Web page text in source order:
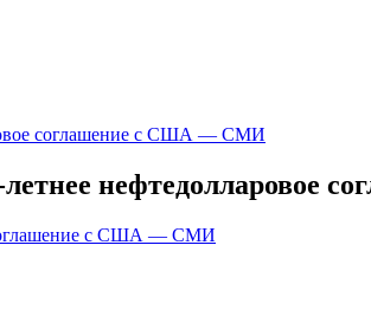
соглашение с США — СМИ
летнее